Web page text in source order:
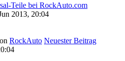
Teile bei RockAuto.com
2013, 20:04
RockAuto Neuester Beitrag